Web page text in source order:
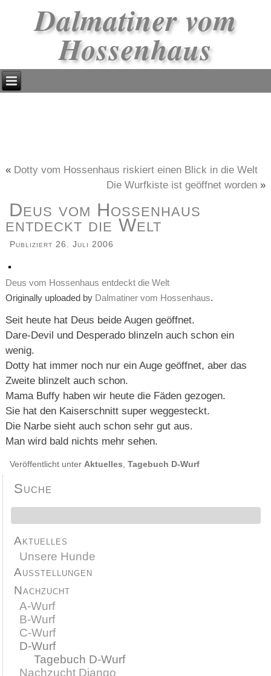
Dalmatiner vom
Hossenhaus
« Dotty vom Hossenhaus riskiert einen Blick in die Welt
Die Wurfkiste ist geöffnet worden»
Deus vom Hossenhaus
entdeckt die Welt
Publiziert 26. Juli 2006
Deus vom Hossenhaus entdeckt die Welt
Originally uploaded by Dalmatiner vom Hossenhaus.
Seit heute hat Deus beide Augen geöffnet.
Dare-Devil und Desperado blinzeln auch schon ein
wenig.
Dotty hat immer noch nur ein Auge geöffnet, aber das
Zweite blinzelt auch schon.
Mama Buffy haben wir heute die Fäden gezogen.
Sie hat den Kaiserschnitt super weggesteckt.
Die Narbe sieht auch schon sehr gut aus.
Man wird bald nichts mehr sehen.
Veröffentlicht unter Aktuelles ,Tagebuch D-Wurf
Suche
Aktuelles
Unsere Hunde
Ausstellungen
Nachzucht
A-Wurf
B-Wurf
C-Wurf
D-Wurf
Tagebuch D-Wurf
Nachzucht Django